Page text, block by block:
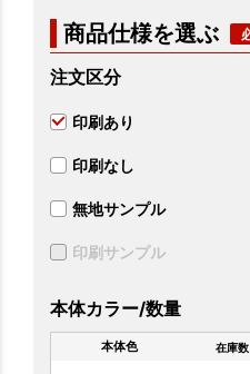
商品仕様を選ぶ
注文区分
印刷あり
印刷なし
無地サンプル
印刷サンプル
本体カラー/数量
本体色 在庫数